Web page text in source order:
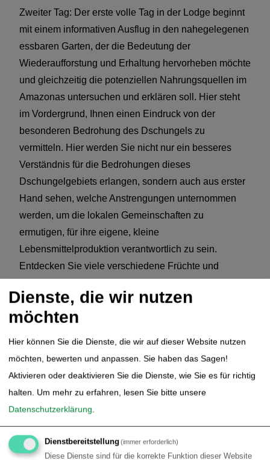
Zweiter Tag: Der erste volle Tag in der Lodge beginnt
mit einem informativen Ausflug in den nahegelegenen
essbaren Garten, der die Bedeutung der
Wiederaufforstung und Erhaltung hervorheben möchte
und gleichzeitig die potenziellen Nahrungsquellen im
Amazonas untersuchen und erklären soll. Hier steht
im Vordergrund, Ihnen einen Eindruck von der
besonderen Bedrohung des Dschungels zu
vermitteln. Hier werden Sie nicht nur ein besseres
Verständnis für die Bedrohungen dieses
Dschungelgebiets erlangen, sondern auch aus erster
Hand sehen, welche Anstrengungen unternommen
werden, um die lokalen Gemeinschaften zu
ermutigen, für ihre eigene, kleine
Lebensmittelproduktion verantwortlich zu sein.
Entdecken Sie viele verschiedene Früchte und
finden sind.
Wasser, das Anzünden eines Feuers und den Schutz
Ihrer Lebensmittel vor möglichen wilden Besuchern
Dienste, die wir nutzen
möchten
Hier können Sie die Dienste, die wir auf dieser Website nutzen
möchten, bewerten und anpassen. Sie haben das Sagen!
Aktivieren oder deaktivieren Sie die Dienste, wie Sie es für richtig
halten. Um mehr zu erfahren, lesen Sie bitte unsere
Datenschutzerklärung.
Dienstbereitstellung(immer erforderlich)
Diese Dienste sind für die korrekte Funktion dieser Website